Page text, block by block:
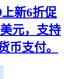
新6折促
元，支持
币支付。